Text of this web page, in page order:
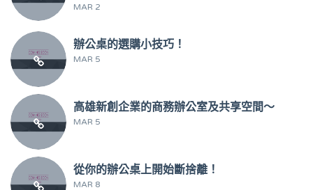
MAR 2
辦公桌的選購小技巧！
MAR 5
高雄新創企業的商務辦公室及共享空間～
MAR 5
從你的辦公桌上開始斷捨離！
MAR 8